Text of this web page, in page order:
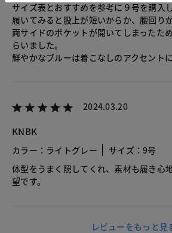
サイズ表とおすすめを参考に９号を購入
履いてみると股上が短いからか、腰回り
両サイドのポケットが開いてしまったた
らいました。
鮮やかなブルーは着こなしのアクセント
2024.03.20
KNBK
カラー：ライトグレー
サイズ：9号
体型をうまく隠してくれ、素材も履き心
望です。
レビューをもっと見